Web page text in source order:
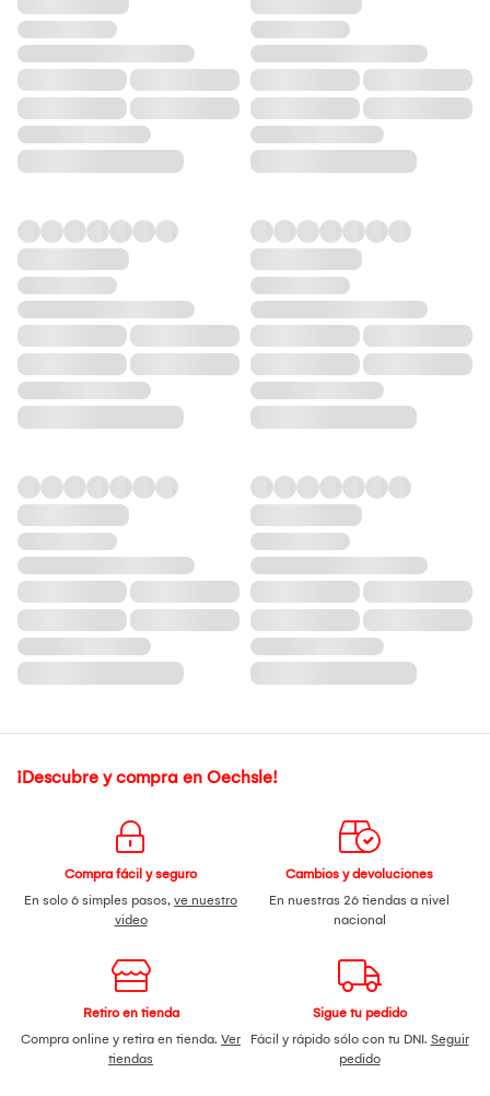
¡Descubre y compra en Oechsle!
Compra fácil y seguro
En solo 6 simples pasos, ve nuestro
video
Cambios y devoluciones
En nuestras 26 tiendas a nivel
nacional
Retiro en tienda
Compra online y retira en tienda. Ver
tiendas
Sigue tu pedido
Fácil y rápido sólo con tu DNI. Seguir
pedido